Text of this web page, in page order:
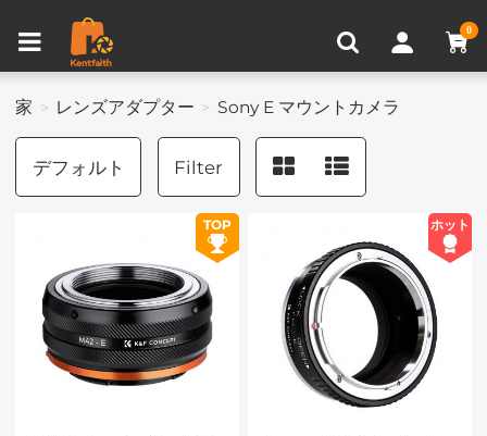
0
家 レンズアダプター Sony E マウントカメラ
デフォルト Filter
TOP ホット